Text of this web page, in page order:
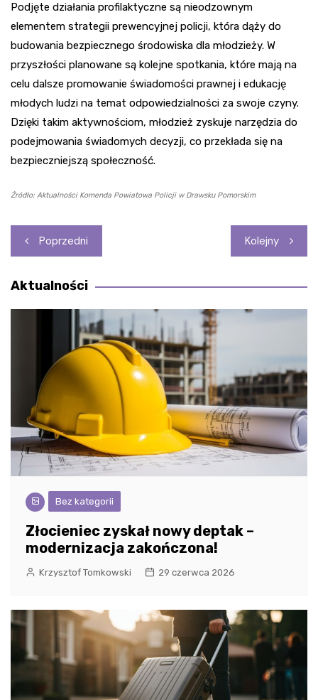
Podjęte działania profilaktyczne są nieodzownym
elementem strategii prewencyjnej policji, która dąży do
budowania bezpiecznego środowiska dla młodzieży. W
przyszłości planowane są kolejne spotkania, które mają na
celu dalsze promowanie świadomości prawnej i edukację
młodych ludzi na temat odpowiedzialności za swoje czyny.
Dzięki takim aktywnościom, młodzież zyskuje narzędzia do
podejmowania świadomych decyzji, co przekłada się na
bezpieczniejszą społeczność.
Źródło: Aktualności Komenda Powiatowa Policji w Drawsku Pomorskim
Nawigacja
wpisu
Poprzedni Kolejny
Aktualności
Bez kategorii
Złocieniec zyskał nowy deptak –
modernizacja zakończona!
Krzysztof Tomkowski 29 czerwca 2026